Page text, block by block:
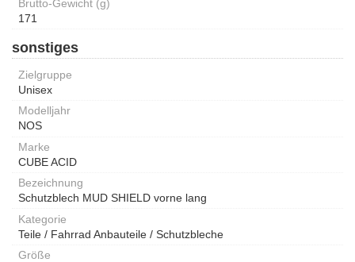
Brutto-Gewicht (g)
171
sonstiges
Zielgruppe
Unisex
Modelljahr
NOS
Marke
CUBE ACID
Bezeichnung
Schutzblech MUD SHIELD vorne lang
Kategorie
Teile / Fahrrad Anbauteile / Schutzbleche
Größe